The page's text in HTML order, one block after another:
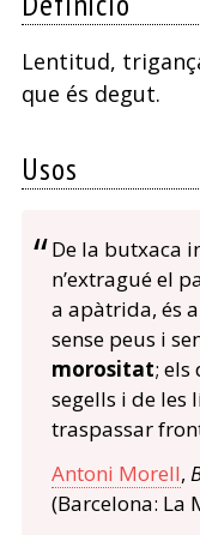
Lentitud,
que és degut.
Usos
De la butxaca
n’extragué el
a apàtrida, és
sense peus i
morositat; els
segells i de les
traspassar
Antoni Morell,
(Barcelona: La